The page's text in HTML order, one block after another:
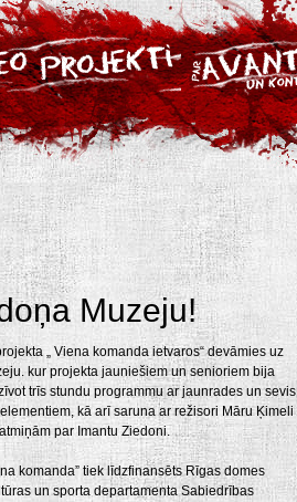
Muzeju!
„ Viena komanda ietvaros“ devāmies uz
kur projekta jauniešiem un senioriem bija
trīs stundu programmu ar jaunrades un sevis
kā arī saruna ar režisori Māru Ķimeli
par Imantu Ziedoni.
komanda” tiek līdzfinansēts Rīgas domes
un sporta departamenta Sabiedrības